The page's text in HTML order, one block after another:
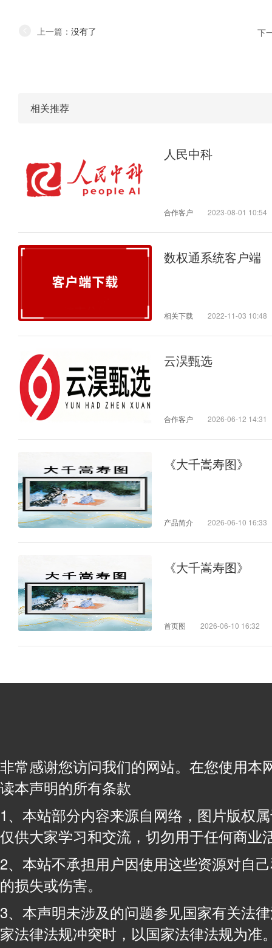
上一篇： 没有了 下
相关推荐
人民中科
合作客户 2023-08-01 10:54
数权通系统客户端
相关下载 2022-11-03 10:48
云淏甄选
合作客户 2026-06-12 14:31
《大千嵩寿图》
产品简介 2026-06-10 16:33
《大千嵩寿图》
首页图 2026-06-10 16:32
非常感谢您访问我们的网站。在您使用本
读本声明的所有条款
1、本站部分内容来源自网络，图片版权
仅供大家学习和交流，切勿用于任何商业
2、本站不承担用户因使用这些资源对自
的损失或伤害。
3、本声明未涉及的问题参见国家有关法
家法律法规冲突时，以国家法律法规为准